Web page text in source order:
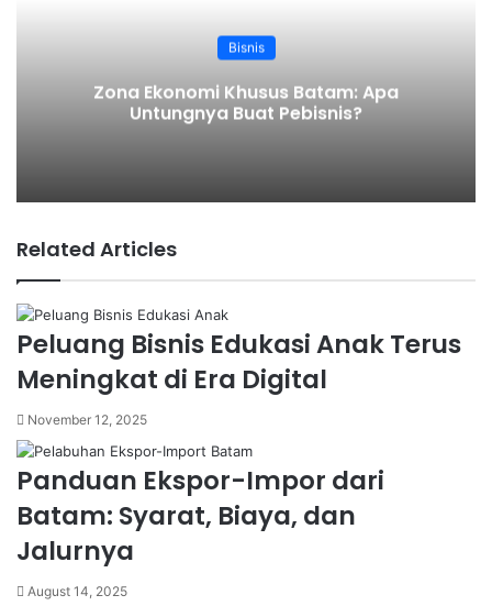
Bisnis
Zona Ekonomi Khusus Batam: Apa
Untungnya Buat Pebisnis?
Related Articles
Peluang Bisnis Edukasi Anak Terus
Meningkat di Era Digital
November 12, 2025
Panduan Ekspor-Impor dari
Batam: Syarat, Biaya, dan
Jalurnya
August 14, 2025